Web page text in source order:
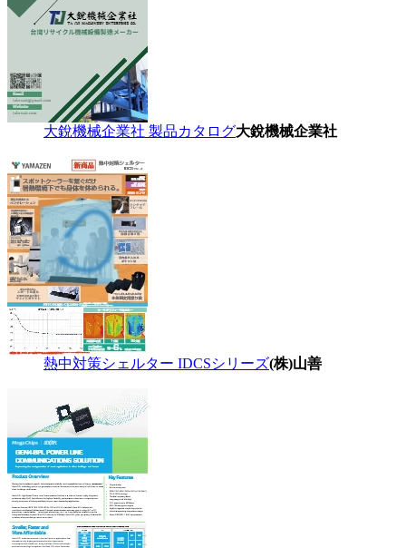
大銳機械企業社 製品カタログ大銳機械企業社
熱中対策シェルター IDCSシリーズ(株)山善